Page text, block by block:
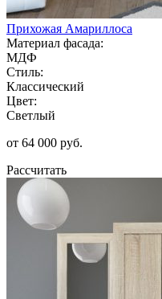
Прихожая Амариллоса
Материал фасада:
МДФ
Стиль:
Классический
Цвет:
Светлый
от 64 000 руб.
Рассчитать